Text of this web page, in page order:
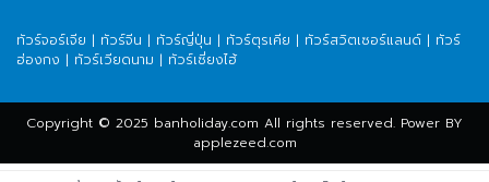
ทัวร์จอร์เจีย | ทัวร์จีน | ทัวร์ญี่ปุ่น | ทัวร์ตุรเคีย | ทัวร์สวิตเซอร์แลนด์ | ทัวร์
ฮ่องกง | ทัวร์เวียดนาม | ทัวร์เซี่ยงไฮ้
Copyright © 2025 banholiday.com All rights reserved. Power BY
applezeed.com